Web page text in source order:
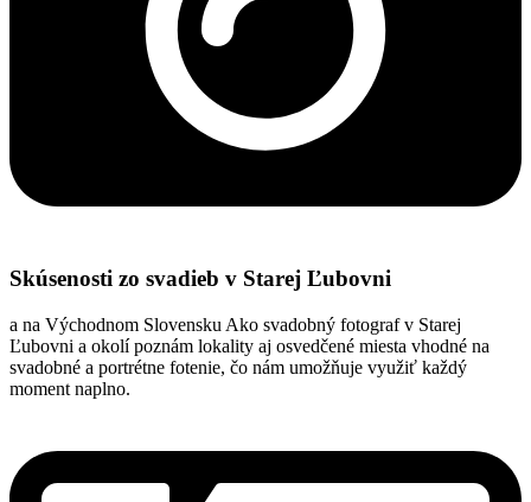
Skúsenosti zo svadieb v Starej Ľubovni
a na Východnom Slovensku Ako svadobný fotograf v Starej
Ľubovni a okolí poznám lokality aj osvedčené miesta vhodné na
svadobné a portrétne fotenie, čo nám umožňuje využiť každý
moment naplno.